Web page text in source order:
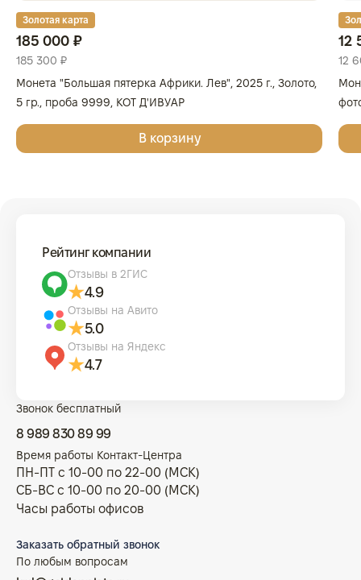
Золотая карта
185 000 ₽
185 300 ₽
Монета "Большая пятерка Африки. Лев", 2025 г., Золото,
5 гр., проба 9999, КОТ Д'ИВУАР
В корзину
12
12
Рейтинг компании
Отзывы в 2ГИС
4.9
Отзывы на Авито
5.0
Отзывы на Яндекс
4.7
Звонок бесплатный
8 989 830 89 99
Время работы Контакт-Центра
ПН-ПТ с 10-00 по 22-00 (МСК)
СБ-ВС с 10-00 по 20-00 (МСК)
Часы работы офисов
Заказать обратный звонок
По любым вопросам